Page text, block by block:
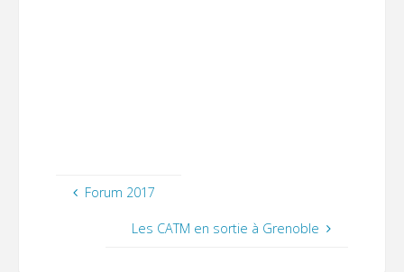
Forum 2017
Les CATM en sortie à Grenoble